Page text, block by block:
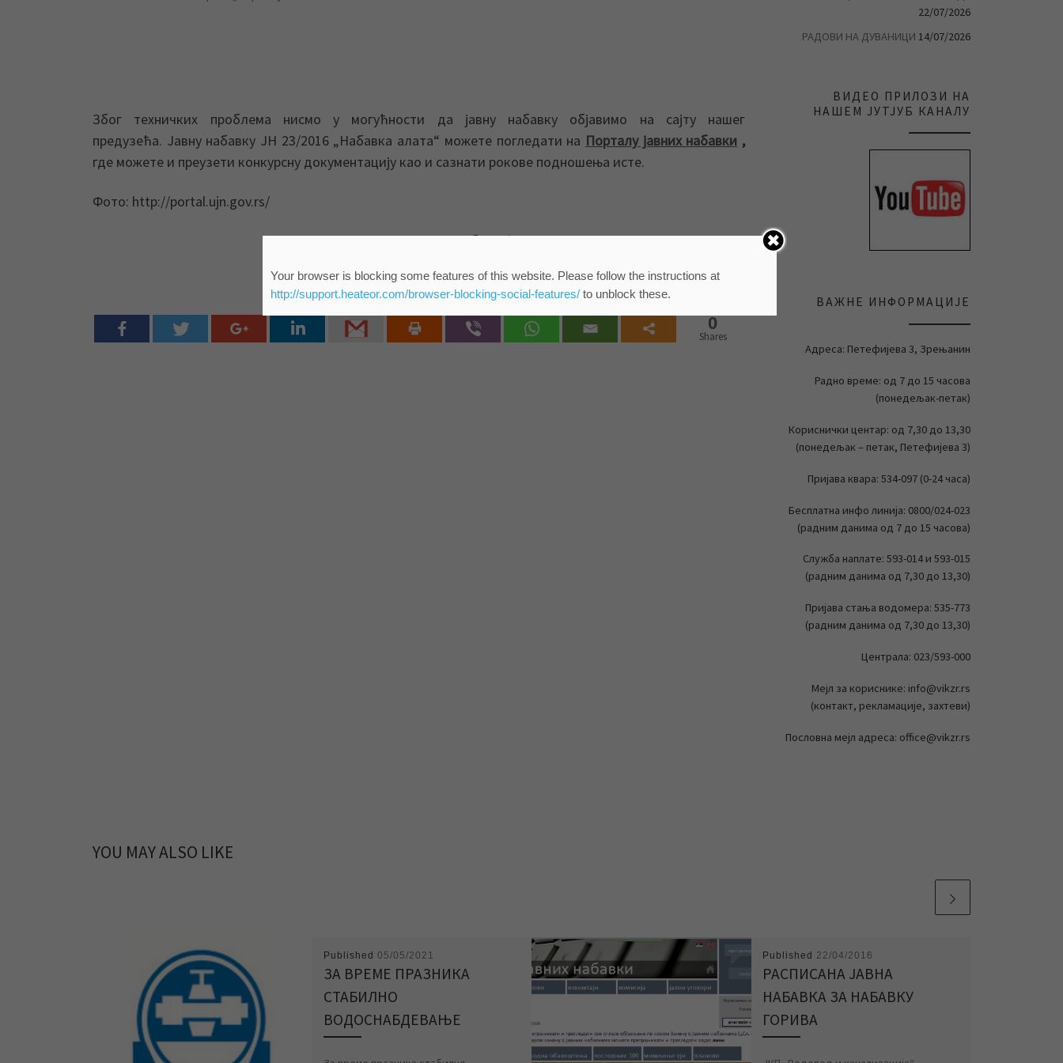
Због техничких проблема нисмо у могућности да јавну набавку објавимо на сајту нашег
предузећа. Јавну набавку ЈН 23/2016 „Набавка алата“ можете погледати на Порталу јавних набавки ,
где можете и преузети конкурсну документацију као и сазнати рокове подношења исте.
Фото: http://portal.ujn.gov.rs/
Служба информисања и пословних комуникација
0
Shares
YOU MAY ALSO LIKE
Published 05/05/2021
ЗА ВРЕМЕ ПРАЗНИКА
СТАБИЛНО
ВОДОСНАБДЕВАЊЕ
Published 22/04/2016
РАСПИСАНА ЈАВНА
НАБАВКА ЗА НАБАВКУ
ГОРИВА
22/07/2026
РАДОВИ НА ДУВАНИЦИ 14/07/2026
ВИДЕО ПРИЛОЗИ НА
НАШЕМ ЈУТЈУБ КАНАЛУ
ВАЖНЕ ИНФОРМАЦИЈЕ
Адреса: Петефијева 3, Зрењанин
Радно време: од 7 до 15 часова
(понедељак-петак)
Кориснички центар: од 7,30 до 13,30
(понедељак – петак, Петефијева 3)
Пријава квара: 534-097 (0-24 часа)
Бесплатна инфо линија: 0800/024-023
(радним данима од 7 до 15 часова)
Служба наплате: 593-014 и 593-015
(радним данима од 7,30 до 13,30)
Пријава стања водомера: 535-773
(радним данима од 7,30 до 13,30)
Централа: 023/593-000
Мејл за кориснике: info@vikzr.rs
(контакт, рекламације, захтеви)
Пословна мејл адреса: office@vikzr.rs
Your browser is blocking some features of this website. Please follow the instructions at
http://support.heateor.com/browser-blocking-social-features/to unblock these.